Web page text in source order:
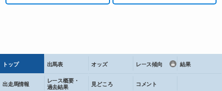
トップ 出馬表 オッズ レース傾向 結果
出走馬情報
レース概要・
過去結果
見どころ コメント